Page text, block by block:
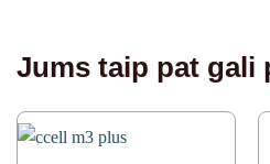
Jums taip pat gali